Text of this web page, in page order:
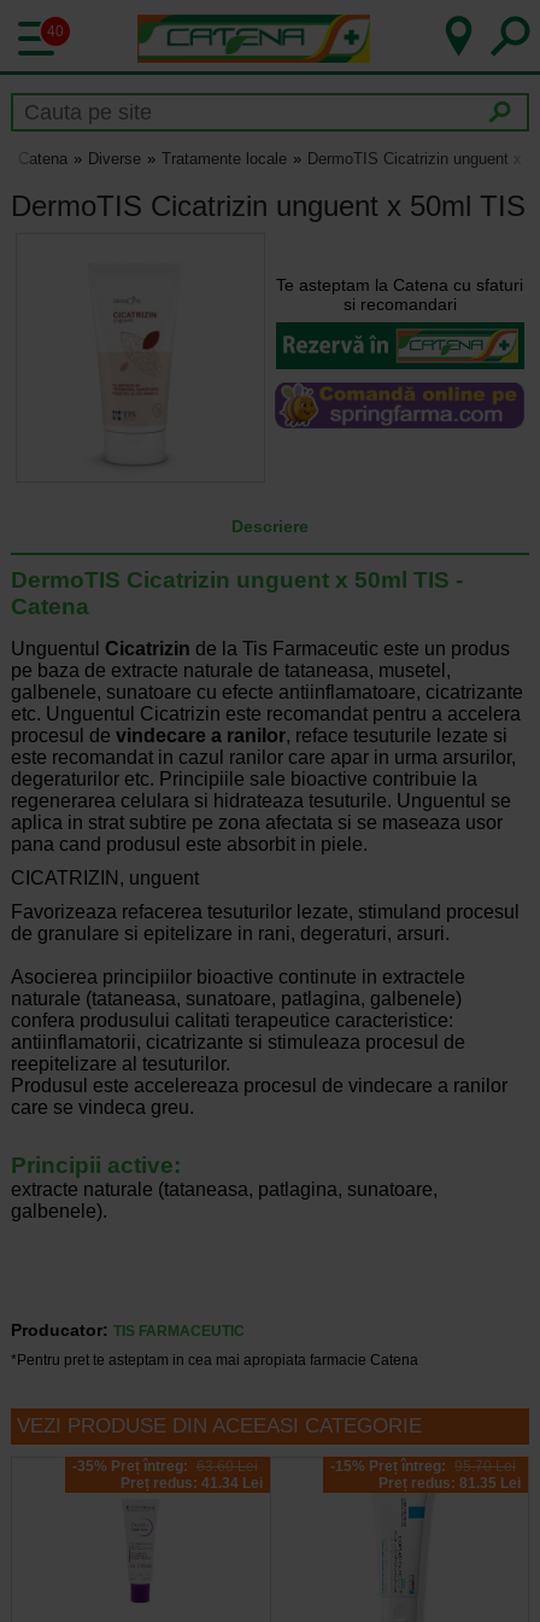
40
Catena Diverse Tratamente locale DermoTIS Cicatrizin unguent x
DermoTIS Cicatrizin unguent x 50ml TIS
Te asteptam la Catena cu sfaturi
si recomandari
Descriere
DermoTIS Cicatrizin unguent x 50ml TIS -
Catena
Unguentul Cicatrizin de la Tis Farmaceutic este un produs
pe baza de extracte naturale de tataneasa, musetel,
galbenele, sunatoare cu efecte antiinflamatoare, cicatrizante
etc. Unguentul Cicatrizin este recomandat pentru a accelera
procesul de vindecare a ranilor, reface tesuturile lezate si
este recomandat in cazul ranilor care apar in urma arsurilor,
degeraturilor etc. Principiile sale bioactive contribuie la
regenerarea celulara si hidrateaza tesuturile. Unguentul se
aplica in strat subtire pe zona afectata si se maseaza usor
pana cand produsul este absorbit in piele.
CICATRIZIN, unguent
Favorizeaza refacerea tesuturilor lezate, stimuland procesul
de granulare si epitelizare in rani, degeraturi, arsuri.
Asocierea principiilor bioactive continute in extractele
naturale (tataneasa, sunatoare, patlagina, galbenele)
confera produsului calitati terapeutice caracteristice:
antiinflamatorii, cicatrizante si stimuleaza procesul de
reepitelizare al tesuturilor.
Produsul este accelereaza procesul de vindecare a ranilor
care se vindeca greu.
Principii active:
extracte naturale (tataneasa, patlagina, sunatoare,
galbenele).
Producator: TIS FARMACEUTIC
*Pentru pret te asteptam in cea mai apropiata farmacie Catena
VEZI PRODUSE DIN ACEEASI CATEGORIE
-35% Preț întreg: 63.60 Lei
Preț redus: 41.34 Lei
-15% Preț întreg: 95.70 Lei
Preț redus: 81.35 Lei